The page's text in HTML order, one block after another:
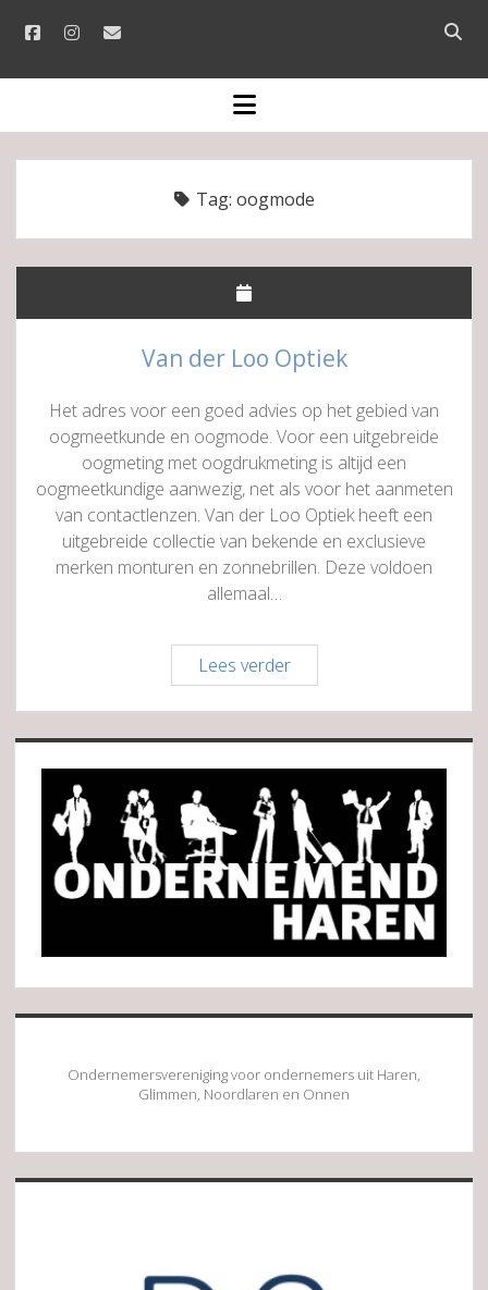
facebookinstagram
email
Open
bar
open
menu
Tag: oogmode
Van der Loo Optiek
Het adres voor een goed advies op het gebied van
oogmeetkunde en oogmode. Voor een uitgebreide
oogmeting met oogdrukmeting is altijd een
oogmeetkundige aanwezig, net als voor het aanmeten
van contactlenzen. Van der Loo Optiek heeft een
uitgebreide collectie van bekende en exclusieve
merken monturen en zonnebrillen. Deze voldoen
allemaal…
Lees verderVan
der
Loo
Optiek
Sidebar
Ondernemersvereniging voor ondernemers uit Haren,
Glimmen, Noordlaren en Onnen